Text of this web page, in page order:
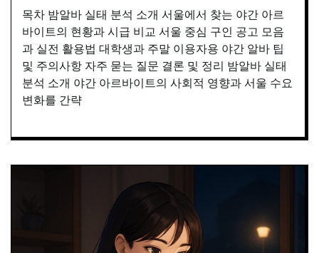
목차 밤알바 실태 분석 소개 서울에서 찾는 야간 아르
바이트의 현황과 시급 비교 서울 중심 구인 공고 모음
과 실전 활용법 대학생과 주말 이용자용 야간 알바 팁
및 주의사항 자주 묻는 질문 결론 및 정리 밤알바 실태
분석 소개 야간 아르바이트의 사회적 영향과 서울 수요
변화를 간략